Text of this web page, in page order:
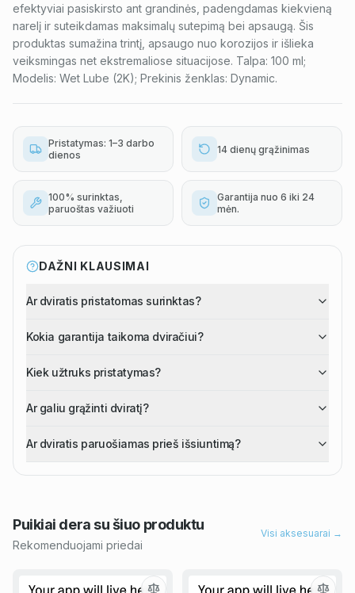
efektyviai pasiskirsto ant grandinės, padengdamas kiekvieną
narelį ir suteikdamas maksimalų sutepimą bei apsaugą. Šis
produktas sumažina trintį, apsaugo nuo korozijos ir išlieka
veiksmingas net ekstremaliose situacijose. Talpa: 100 ml;
Modelis: Wet Lube (2K); Prekinis ženklas: Dynamic.
Pristatymas: 1–3 darbo
dienos
14 dienų grąžinimas
100% surinktas,
paruoštas važiuoti
Garantija nuo 6 iki 24
mėn.
DAŽNI KLAUSIMAI
Ar dviratis pristatomas surinktas?
Kokia garantija taikoma dviračiui?
Kiek užtruks pristatymas?
Ar galiu grąžinti dviratį?
Ar dviratis paruošiamas prieš išsiuntimą?
Puikiai dera su šiuo produktu
Rekomenduojami priedai
Visi aksesuarai →